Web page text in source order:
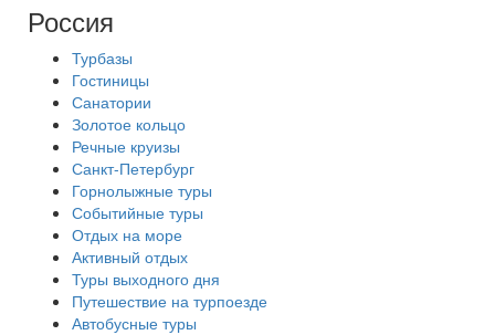
Россия
Турбазы
Гостиницы
Санатории
Золотое кольцо
Речные круизы
Санкт-Петербург
Горнолыжные туры
Событийные туры
Отдых на море
Активный отдых
Туры выходного дня
Путешествие на турпоезде
Автобусные туры